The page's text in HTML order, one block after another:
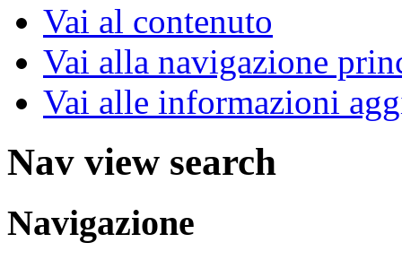
Vai al contenuto
Vai alla navigazione
Vai alle informazioni
Nav view search
Navigazione